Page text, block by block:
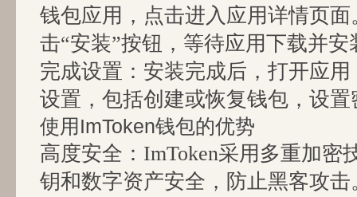
钱包应用，点击进入应用详情页
击“安装”按钮，等待应用下载并安
完成设置：安装完成后，打开应
设置，包括创建或恢复钱包，设置
使用ImToken钱包的优势
高度安全：ImToken采用多重加密
钥和数字资产安全，防止黑客攻